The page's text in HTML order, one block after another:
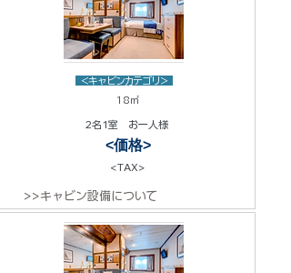
<キャビンカテゴリ>
18㎡
2名1室 お一人様
<価格>
<TAX>
>>キャビン設備について